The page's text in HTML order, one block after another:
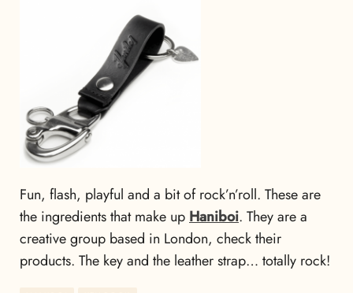
Fun, flash, playful and a bit of rock’n’roll. These are
the ingredients that make up Haniboi. They are a
creative group based in London, check their
products. The key and the leather strap… totally rock!